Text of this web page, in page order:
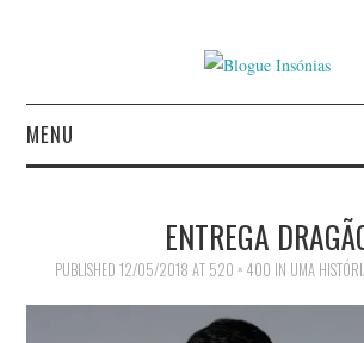
MENU
ENTREGA
PUBLISHED 12/05/2018 AT 520 × 400 IN UMA